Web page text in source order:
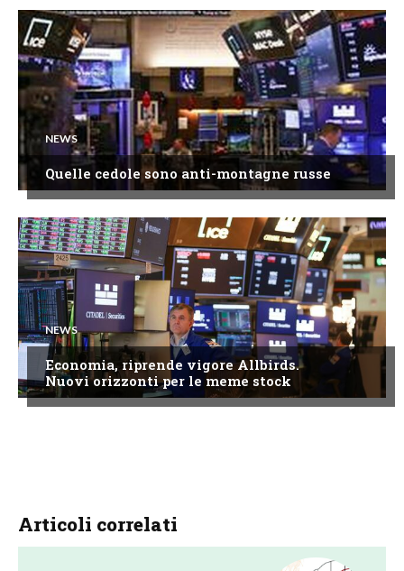
NEWS
Quelle cedole sono anti-montagne russe
NEWS
Economia, riprende vigore Allbirds.
Nuovi orizzonti per le meme stock
Articoli correlati